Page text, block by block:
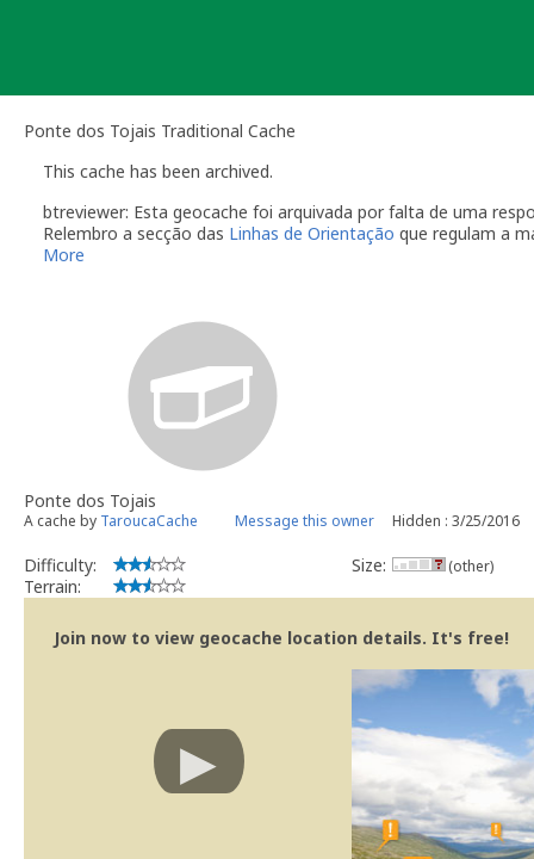
Ponte dos Tojais Traditional Cache
This cache has been archived.
btreviewer: Esta geocache foi arquivada por falta de uma
Relembro a secção das Linhas de Orientação que regulam a
quando alguém reporta um problema com a geocache
"Precisa de Manutenção". Desactive temporariamente
geocache até que tenha resolvido o problema. É-lhe
do qual deverá verificar o estado da sua geocache. Se
temporariamente desactivada por um longo período de
Se no local existe algum recipiente por favor recolha-
Uma vez que se trata de um caso de falta de manutenção a
conta este arquivamento por falta de manutenção.
btreviewer
Work with the reviewer, not against him
More
Ponte dos Tojais
A cache by TaroucaCache Message this owner Hidden : 3/25/2016
Difficulty:
Terrain:
Size: (other)
Join now to view geocache location details. It's free!